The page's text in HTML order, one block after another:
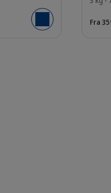
Læg i kurv Fra